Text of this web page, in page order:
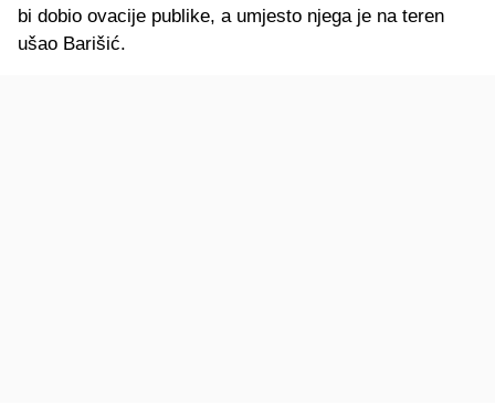
bi dobio ovacije publike, a umjesto njega je na teren
ušao Barišić.